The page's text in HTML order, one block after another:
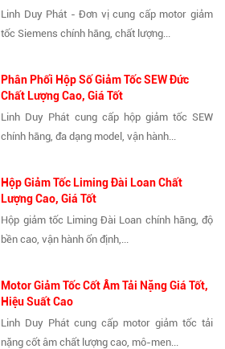
Linh Duy Phát - Đơn vị cung cấp motor giảm
tốc Siemens chính hãng, chất lượng...
Phân Phối Hộp Số Giảm Tốc SEW Đức
Chất Lượng Cao, Giá Tốt
Linh Duy Phát cung cấp hộp giảm tốc SEW
chính hãng, đa dạng model, vận hành...
Hộp Giảm Tốc Liming Đài Loan Chất
Lượng Cao, Giá Tốt
Hộp giảm tốc Liming Đài Loan chính hãng, độ
bền cao, vận hành ổn định,...
Motor Giảm Tốc Cốt Âm Tải Nặng Giá Tốt,
Hiệu Suất Cao
Linh Duy Phát cung cấp motor giảm tốc tải
nặng cốt âm chất lượng cao, mô-men...